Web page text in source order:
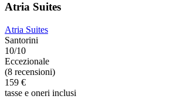
Atria Suites
Atria Suites
Santorini
10/10
Eccezionale
(8 recensioni)
159 €
tasse e oneri inclusi